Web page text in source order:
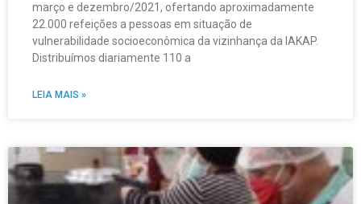
março e dezembro/2021, ofertando aproximadamente
22.000 refeições a pessoas em situação de
vulnerabilidade socioeconômica da vizinhança da IAKAP.
Distribuímos diariamente 110 a
LEIA MAIS »